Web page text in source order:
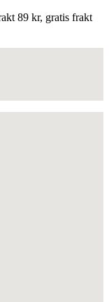
89 kr, gratis frakt